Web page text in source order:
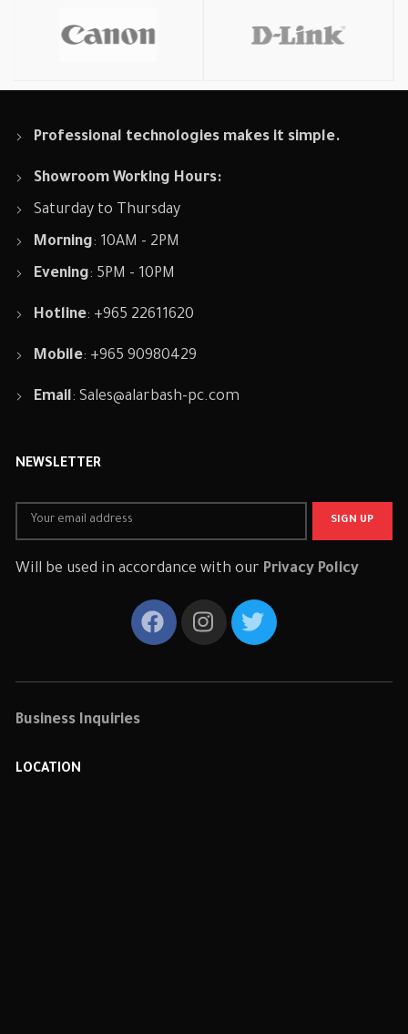
Professional technologies makes it simple.
Showroom Working Hours:
Saturday to Thursday
Morning: 10AM - 2PM
Evening: 5PM - 10PM
Hotline: +965 22611620
Mobile: +965 90980429
Email:Sales@alarbash-pc.com
NEWSLETTER
Will be used in accordance with our Privacy Policy
Business Inquiries
LOCATION